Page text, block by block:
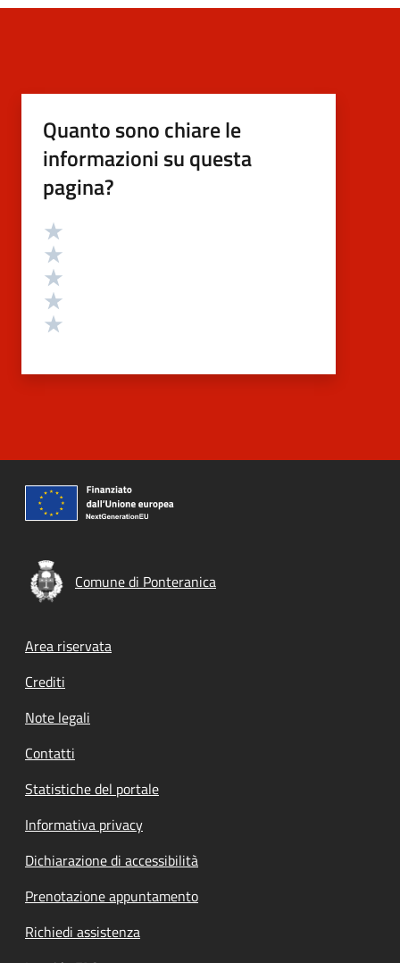
Quanto sono chiare le
informazioni su questa
pagina?
Valutazione
Comune di Ponteranica
Footer menu
Area riservata
Crediti
Note legali
Contatti
Statistiche del portale
Informativa privacy
Dichiarazione di accessibilità
Prenotazione appuntamento
Richiedi assistenza